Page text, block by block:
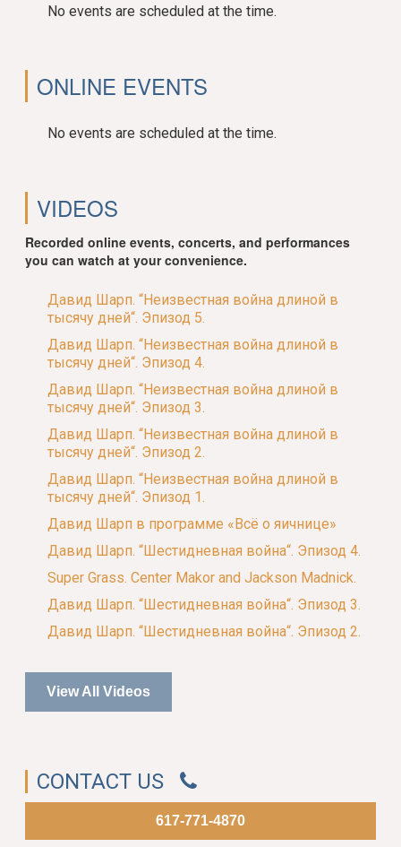
No events are scheduled at the time.
ONLINE EVENTS
No events are scheduled at the time.
VIDEOS
Recorded online events, concerts, and performances
you can watch at your convenience.
Давид Шарп. “Неизвестная война длиной в
тысячу дней“. Эпизод 5.
Давид Шарп. “Неизвестная война длиной в
тысячу дней“. Эпизод 4.
Давид Шарп. “Неизвестная война длиной в
тысячу дней“. Эпизод 3.
Давид Шарп. “Неизвестная война длиной в
тысячу дней“. Эпизод 2.
Давид Шарп. “Неизвестная война длиной в
тысячу дней“. Эпизод 1.
Давид Шарп в программе «Всё о яичнице»
Давид Шарп. “Шестидневная война“. Эпизод 4.
Super Grass. Center Makor and Jackson Madnick.
Давид Шарп. “Шестидневная война“. Эпизод 3.
Давид Шарп. “Шестидневная война“. Эпизод 2.
View All Videos
CONTACT US
617-771-4870